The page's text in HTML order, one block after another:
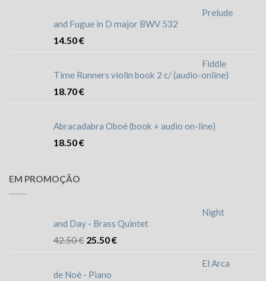
Prelude
and Fugue in D major BWV 532
14.50€
Fiddle
Time Runners violin book 2 c/ (audio-online)
18.70€
Abracadabra Oboé (book + audio on-line)
18.50€
EM PROMOÇÃO
Night
and Day - Brass Quintet
42.50€ 25.50€
El Arca
de Noé - Piano